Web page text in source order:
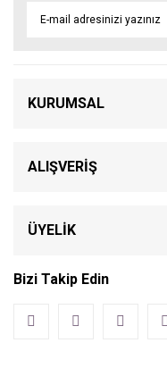
KURUMSAL
ALIŞVERİŞ
ÜYELİK
Bizi Takip Edin